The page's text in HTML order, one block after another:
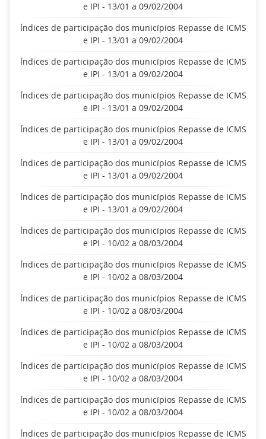
e IPI - 13/01 a 09/02/2004
Índices de participação dos municípios Repasse de ICMS
e IPI - 13/01 a 09/02/2004
Índices de participação dos municípios Repasse de ICMS
e IPI - 13/01 a 09/02/2004
Índices de participação dos municípios Repasse de ICMS
e IPI - 13/01 a 09/02/2004
Índices de participação dos municípios Repasse de ICMS
e IPI - 13/01 a 09/02/2004
Índices de participação dos municípios Repasse de ICMS
e IPI - 13/01 a 09/02/2004
Índices de participação dos municípios Repasse de ICMS
e IPI - 13/01 a 09/02/2004
Índices de participação dos municípios Repasse de ICMS
e IPI - 10/02 a 08/03/2004
Índices de participação dos municípios Repasse de ICMS
e IPI - 10/02 a 08/03/2004
Índices de participação dos municípios Repasse de ICMS
e IPI - 10/02 a 08/03/2004
Índices de participação dos municípios Repasse de ICMS
e IPI - 10/02 a 08/03/2004
Índices de participação dos municípios Repasse de ICMS
e IPI - 10/02 a 08/03/2004
Índices de participação dos municípios Repasse de ICMS
e IPI - 10/02 a 08/03/2004
Índices de participação dos municípios Repasse de ICMS